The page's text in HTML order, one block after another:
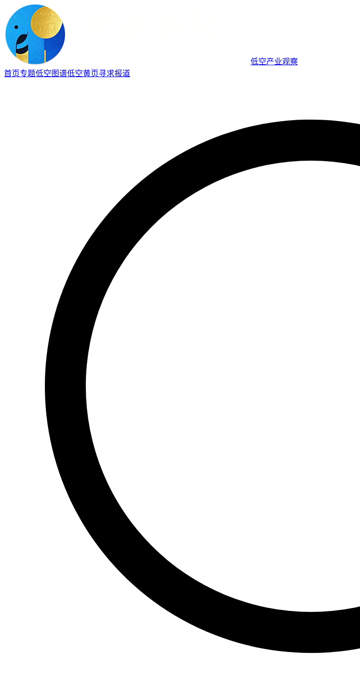
低空产业观察
首页专题低空图谱低空黄页寻求报道